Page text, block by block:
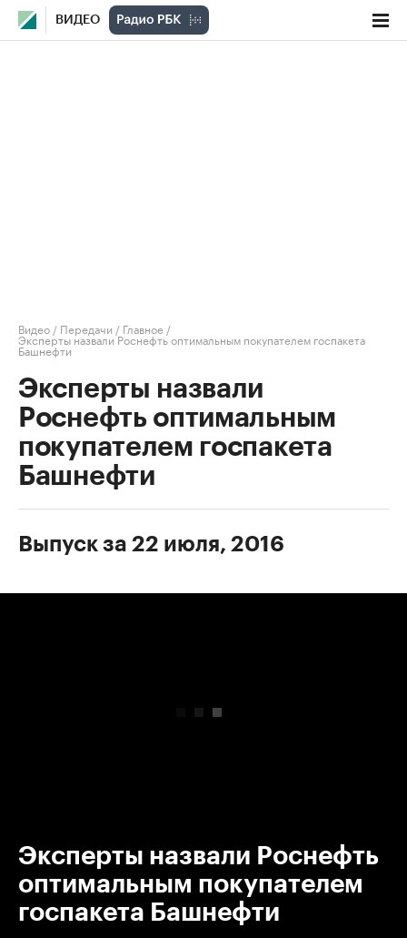
ВИДЕО
Видео / Передачи / Главное /
Эксперты назвали Роснефть оптимальным покупателем госпакета
Башнефти
Эксперты назвали
Роснефть оптимальным
покупателем госпакета
Башнефти
Выпуск за 22 июля, 2016
Эксперты назвали Роснефть
оптимальным покупателем
госпакета Башнефти